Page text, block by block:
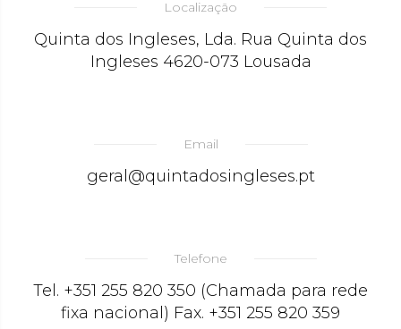
Localização
Quinta dos Ingleses, Lda. Rua Quinta dos
Ingleses 4620-073 Lousada
Email
geral@quintadosingleses.pt
Telefone
Tel. +351 255 820 350 (Chamada para rede
fixa nacional) Fax. +351 255 820 359